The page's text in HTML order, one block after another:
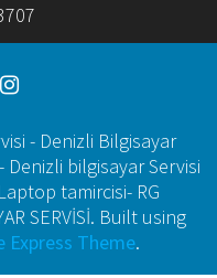
- Denizli Bilgisayar
bilgisayar Servisi
tamircisi- RG
SERVİSİ. Built using
Express Theme.